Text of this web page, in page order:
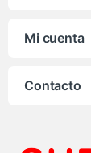
Mi cuenta
Contacto